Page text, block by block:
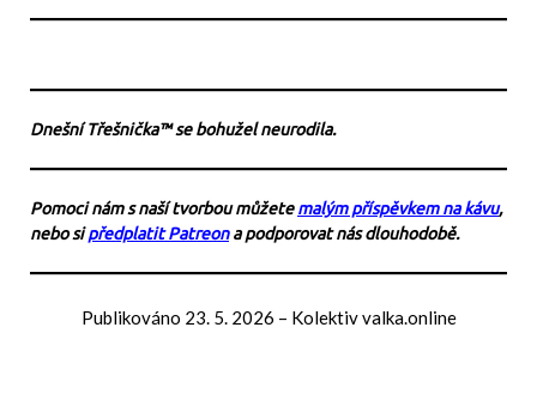
Dnešní Třešnička™ se bohužel neurodila.
Pomoci nám s naší tvorbou můžetemalým příspěvkem na kávu,
nebo sipředplatit Patreona podporovat nás dlouhodobě.
Publikováno 23. 5. 2026 – Kolektiv valka.online